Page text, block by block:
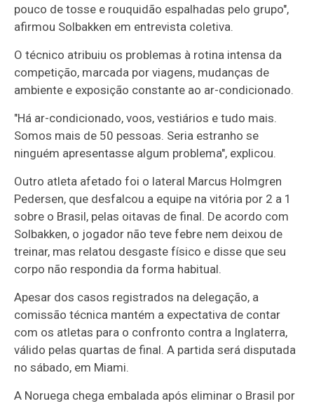
pouco de tosse e rouquidão espalhadas pelo grupo",
afirmou Solbakken em entrevista coletiva.
O técnico atribuiu os problemas à rotina intensa da
competição, marcada por viagens, mudanças de
ambiente e exposição constante ao ar-condicionado.
"Há ar-condicionado, voos, vestiários e tudo mais.
Somos mais de 50 pessoas. Seria estranho se
ninguém apresentasse algum problema", explicou.
Outro atleta afetado foi o lateral Marcus Holmgren
Pedersen, que desfalcou a equipe na vitória por 2 a 1
sobre o Brasil, pelas oitavas de final. De acordo com
Solbakken, o jogador não teve febre nem deixou de
treinar, mas relatou desgaste físico e disse que seu
corpo não respondia da forma habitual.
Apesar dos casos registrados na delegação, a
comissão técnica mantém a expectativa de contar
com os atletas para o confronto contra a Inglaterra,
válido pelas quartas de final. A partida será disputada
no sábado, em Miami.
A Noruega chega embalada após eliminar o Brasil por